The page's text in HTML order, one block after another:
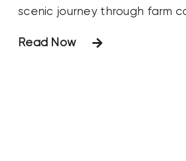
scenic journey through farm
after all – took us deep into
Read Now